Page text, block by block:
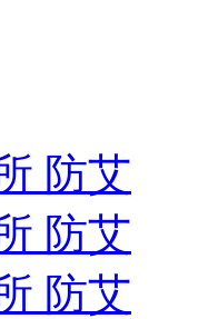
防艾
防艾
防艾